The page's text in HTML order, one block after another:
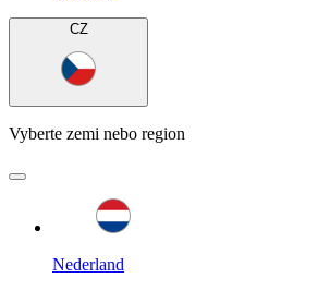
CZ
Vyberte zemi nebo region
Nederland